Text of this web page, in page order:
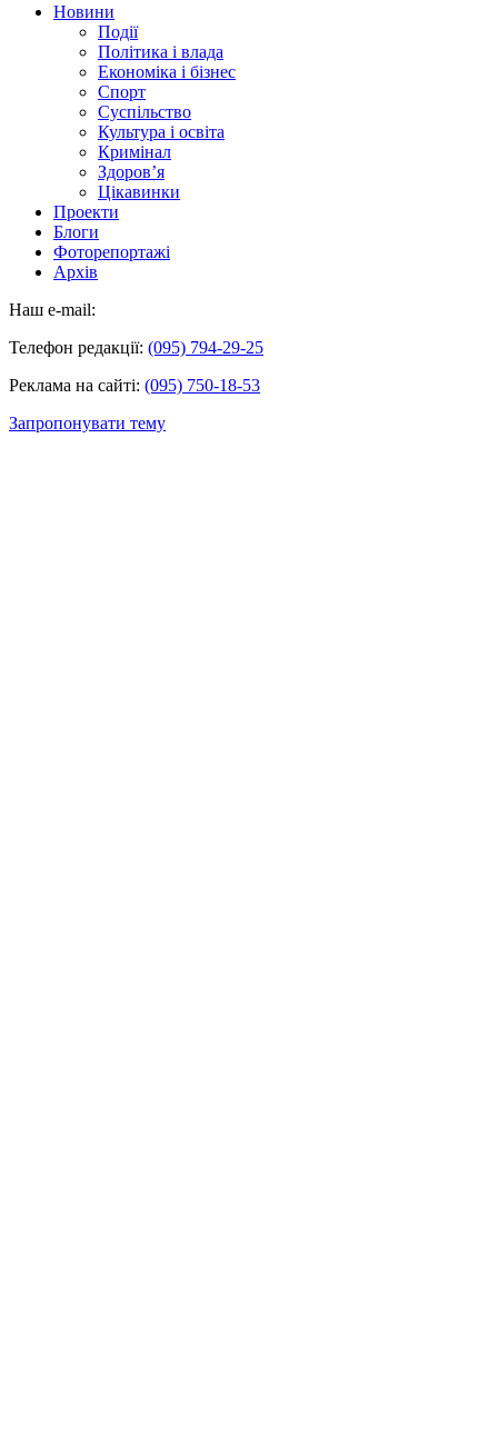
Новини
Події
Політика і влада
Економіка і бізнес
Спорт
Суспільство
Культура і освіта
Кримінал
Здоров’я
Цікавинки
Проекти
Блоги
Фоторепортажі
Архів
Наш e-mail:
Телефон редакції: (095) 794-29-25
Реклама на сайті: (095) 750-18-53
Запропонувати тему